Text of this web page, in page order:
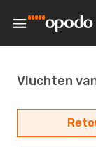
Vluchten